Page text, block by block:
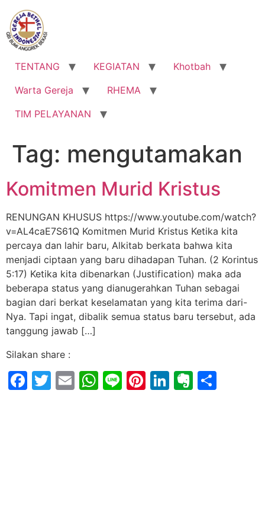
Lewati
konten
TENTANG KEGIATAN
Khotbah
Warta Gereja
RHEMA
TIM PELAYANAN
Tag: mengutamakan
Komitmen Murid Kristus
RENUNGAN KHUSUS https://www.youtube.com/watch?
v=AL4caE7S61Q Komitmen Murid Kristus Ketika kita
percaya dan lahir baru, Alkitab berkata bahwa kita
menjadi ciptaan yang baru dihadapan Tuhan. (2 Korintus
5:17) Ketika kita dibenarkan (Justification) maka ada
beberapa status yang dianugerahkan Tuhan sebagai
bagian dari berkat keselamatan yang kita terima dari-
Nya. Tapi ingat, dibalik semua status baru tersebut, ada
tanggung jawab […]
Silakan share :
Facebook
Twitter
EmailWhatsApp
LinePinterest
LinkedIn